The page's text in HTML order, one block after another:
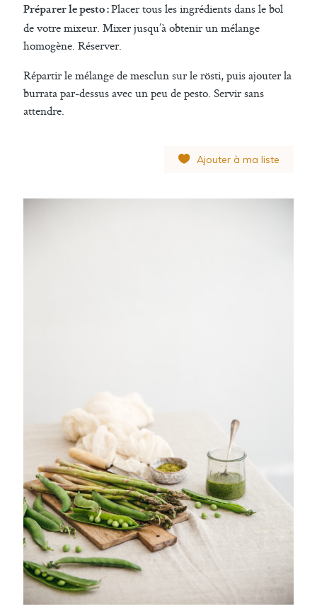
Préparer le pesto :Placer tous les ingrédients dans le bol
de votre mixeur. Mixer jusqu’à obtenir un mélange
homogène. Réserver.
Répartir le mélange de mesclun sur le rösti, puis ajouter la
burrata par-dessus avec un peu de pesto. Servir sans
attendre.
Ajouter à ma liste